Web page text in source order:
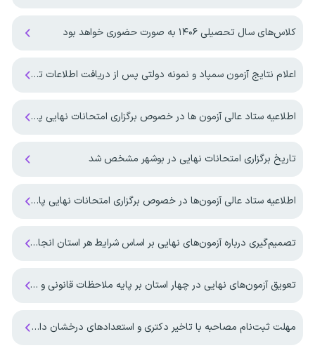
کلاس‌های سال تحصیلی ۱۴۰۶ به صورت حضوری خواهد بود
اعلام نتایج آزمون سمپاد و نمونه دولتی پس از دریافت اطلاعات تکمیلی از وزارت آموزش و پرورش
اطلاعیه ستاد عالی آزمون ها در خصوص برگزاری امتحانات نهایی پایه یازدهم و پایه دوازدهم
تاریخ برگزاری امتحانات نهایی در بوشهر مشخص شد
اطلاعیه ستاد عالی آزمون‌ها در خصوص برگزاری امتحانات نهایی پایه دوازدهم
تصمیم‌گیری درباره آزمون‌های نهایی بر اساس شرایط هر استان انجام می‌شود
تعویق آزمون‌های نهایی در چهار استان بر پایه ملاحظات قانونی و کارشناسی انجام شد
مهلت ثبت‌نام مصاحبه با تاخیر دکتری و استعدادهای درخشان دانشگاه آزاد اعلام شد